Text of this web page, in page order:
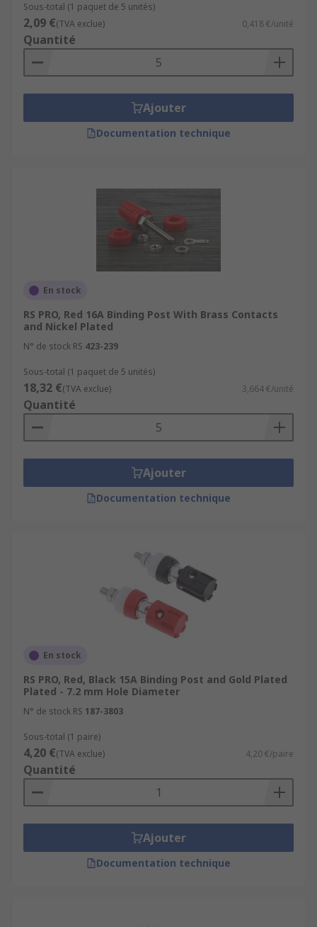
Sous-total (1 paquet de 5 unités)
2,09 €(TVA exclue) 0,418 €/unité
Quantité
Ajouter
Documentation technique
En stock
RS PRO, Red 16A Binding Post With Brass Contacts
and Nickel Plated
N° de stock RS 423-239
Sous-total (1 paquet de 5 unités)
18,32 €(TVA exclue) 3,664 €/unité
Quantité
Ajouter
Documentation technique
En stock
RS PRO, Red, Black 15A Binding Post and Gold Plated
Plated - 7.2 mm Hole Diameter
N° de stock RS 187-3803
Sous-total (1 paire)
4,20 €(TVA exclue) 4,20 €/paire
Quantité
Ajouter
Documentation technique